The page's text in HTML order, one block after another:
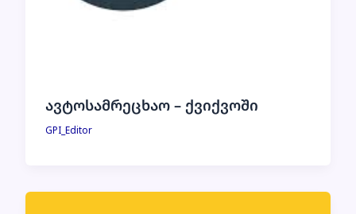
ავტოსამრეცხაო – ქვიქვოში
GPI_Editor